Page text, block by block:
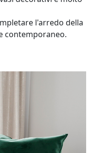
l'arredo della
contemporaneo.